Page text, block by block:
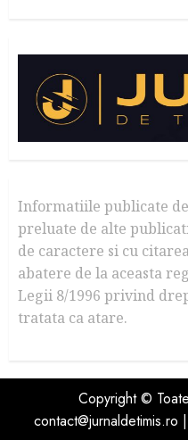
Informatiile publicate
preluate de alte
de caractere si cu
abatere de la aceasta
Legii 8/1996 privind
tratata ca atare.
Copyright ©
contact@jurnaldetimis.ro |